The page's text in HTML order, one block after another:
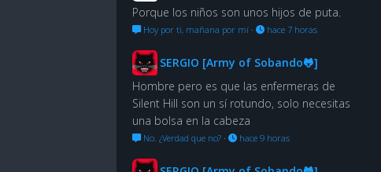
Porque los niños son unos hijos de puta.
Hoy por ti, mañana por mí · hace 7 horas
SERGIO [Army of Sobando🐸]
Hombre pero es que las enfermeras de
Silent Hill son un sí rotundo, solo necesitas
una bolsa en la cabeza
No. ¿Verdad que no? · hace 9 horas